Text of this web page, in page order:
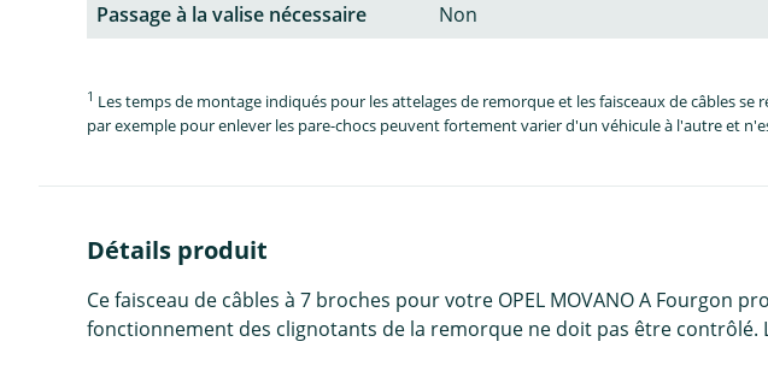
Passage à la valise nécessaire
Non
1 Les temps de montage indiqués pour les attelages de remorque et les faisceaux de câbles
par exemple pour enlever les pare-chocs peuvent fortement varier d'un véhicule à l'autre et
Détails produit
Ce faisceau de câbles à 7 broches pour votre OPEL MOVANO A Fourgon
fonctionnement des clignotants de la remorque ne doit pas être contrôlé.